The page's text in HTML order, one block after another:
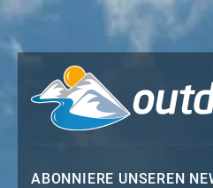
ABONNIERE UNSEREN